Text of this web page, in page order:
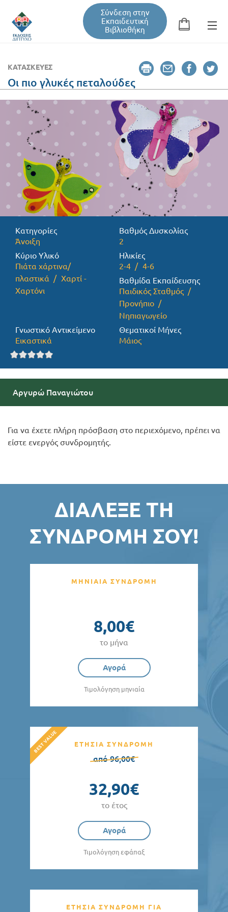
Σύνδεση στην
Εκπαιδευτική
Βιβλιοθήκη
Φόρμα αναζήτησης
Εκπαιδευτική Βιβλιοθήκη
Βιβλία
Σεμινάρια / Συνέδρια
Τεύχη Περιοδικών
Προσφορές
ΚΑΤΑΣΚΕΥΈΣ
Οι πιο γλυκές πεταλούδες
Κατηγορίες
Άνοιξη
Βαθμός Δυσκολίας
2
Κύριο Υλικό
Πιάτα χάρτινα/
πλαστικά
Χαρτί -
Χαρτόνι
Ηλικίες
2-4
4-6
Βαθμίδα Εκπαίδευσης
Παιδικός Σταθμός
Προνήπιο
Νηπιαγωγείο
Γνωστικό Αντικείμενο
Εικαστικά
Θεματικοί Μήνες
Μάιος
Αργυρώ Παναγιώτου
Για να έχετε πλήρη πρόσβαση στο περιεχόμενο, πρέπει να
είστε ενεργός συνδρομητής.
ΔΙΆΛΕΞΕ ΤΗ
ΣΥΝΔΡΟΜΉ ΣΟΥ!
ΜΗΝΙΑΙΑ ΣΥΝΔΡΟΜΗ
8,00€
το μήνα
Αγορά
Τιμολόγηση μηνιαία
ΕΤΗΣΙΑ ΣΥΝΔΡΟΜΗ
από 96,00€
32,90€
το έτος
Αγορά
Τιμολόγηση εφάπαξ
ΕΤΗΣΙΑ ΣΥΝΔΡΟΜΗ ΓΙΑ